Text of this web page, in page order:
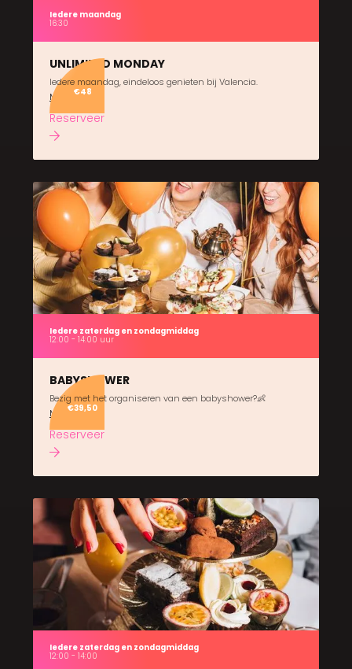
Iedere maandag
16:30
€48
UNLIMITED MONDAY
Iedere maandag, eindeloos genieten bij Valencia.
Meer info
Reserveer
Iedere zaterdag en zondagmiddag
12:00 - 14:00 uur
€39,50
BABYSHOWER
Bezig met het organiseren van een babyshower?👶
Meer info
Reserveer
Iedere zaterdag en zondagmiddag
12:00 - 14:00